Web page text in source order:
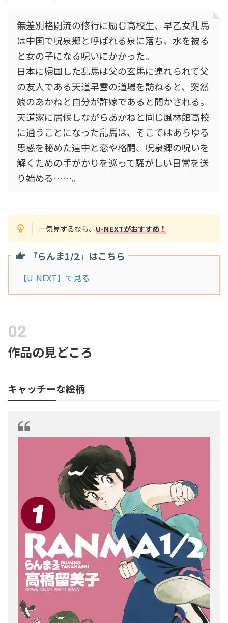
無差別格闘流の修行に励む高校生、早乙女乱馬
は中国で呪泉郷と呼ばれる泉に落ち、水を被る
と女の子になる呪いにかかった。
日本に帰国した乱馬は父の玄馬に連れられて父
の友人である天道早雲の道場を訪ねると、突然
娘のあかねと自分が許嫁であると聞かされる。
天道家に居候しながらあかねと同じ風林館高校
に通うことになった乱馬は、そこではあらゆる
思惑を秘めた連中と恋や格闘、呪泉郷の呪いを
解くための手がかりを巡って騒がしい日常を送
り始める……。
一気見するなら、U-NEXTがおすすめ！
『らんま1/2』はこちら
【U-NEXT】で見る
作品の見どころ
キャッチーな絵柄